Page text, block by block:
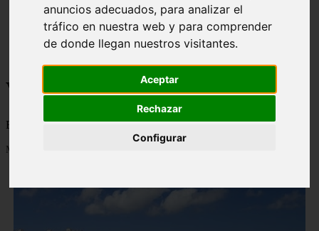
anuncios adecuados, para analizar el
tráfico en nuestra web y para comprender
de donde llegan nuestros visitantes.
Aceptar
Rechazar
Configurar
monumentos
naturaleza
san
Viajes a la Patagonia
Blog sobre la Patagonia en particular y sobre turismo en general
Mostrando 1 - 24 de 477 artículos